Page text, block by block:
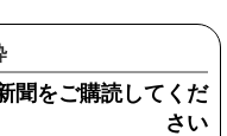
聞をご購読してくだ
さい